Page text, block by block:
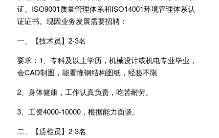
证、ISO9001质量管理体系和ISO14001环境管理体系认
证证书。现因业务发展需要招聘：
一、【技术员】2-3名
要求：1、专科及以上学历，机械设计或机电专业毕业，
会CAD制图，能看懂钢结构图纸，经验不限
2、身体健康，工作认真负责，吃苦耐劳。
3、工资4000-10000，根据能力面谈。
二、【质检员】2-3名